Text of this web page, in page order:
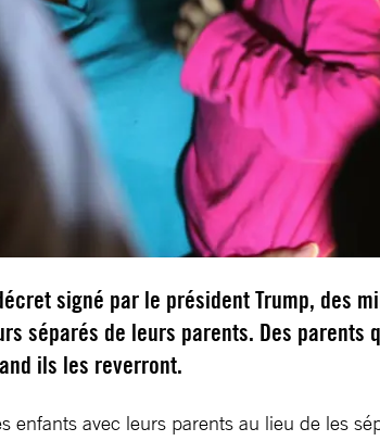
signé par le président Trump, des
séparés de leurs parents. Des parents
ils les reverront.
enfants avec leurs parents au lieu de les